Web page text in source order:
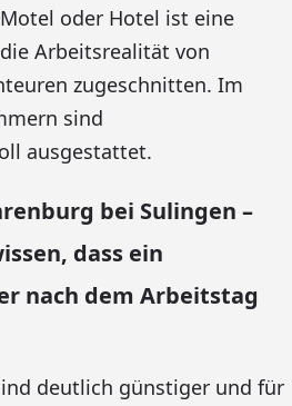
oder Hotel ist eine
Arbeitsrealität von
zugeschnitten. Im
sind
ausgestattet.
bei Sulingen –
dass ein
nach dem Arbeitstag
deutlich günstiger und für